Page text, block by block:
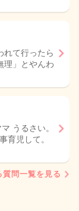
れて行ったら
理」とやんわ
うるさい。
育児して。
質問一覧を見る